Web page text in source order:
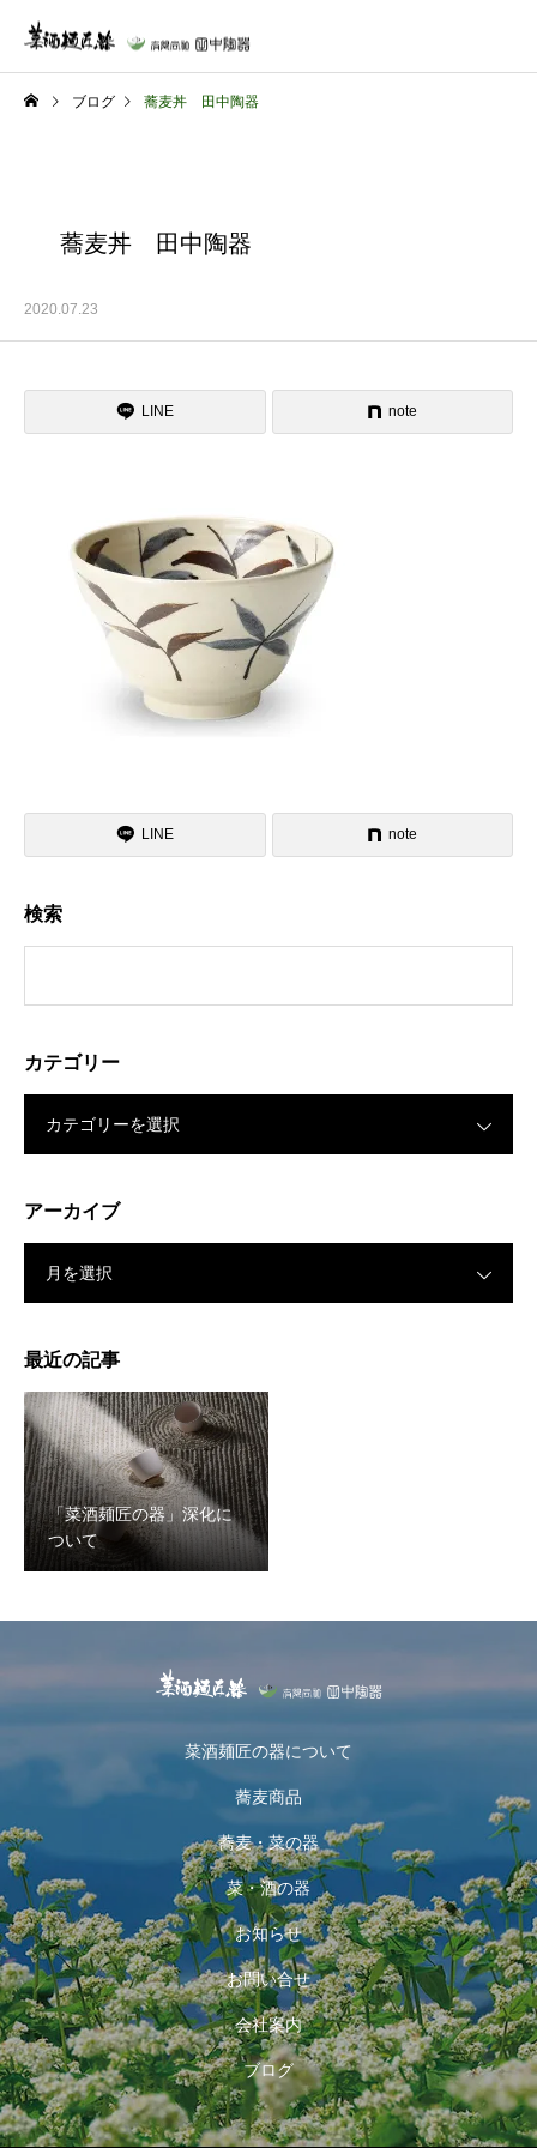
ブログ 蕎麦丼 田中陶器
蕎麦丼 田中陶器
2020.07.23
LINE note
LINE note
検索
カテゴリー
カテゴリーを選択
アーカイブ
月を選択
最近の記事
「菜酒麺匠の器」深化に
ついて
菜酒麺匠の器について
蕎麦商品
蕎麦・菜の器
菜・酒の器
お知らせ
お問い合せ
会社案内
ブログ